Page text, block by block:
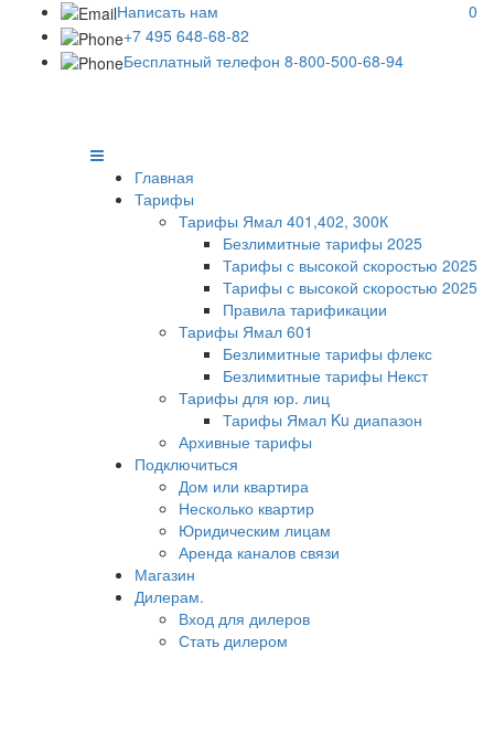
Написать нам
+7 495 648-68-82
Бесплатный телефон 8-800-500-68-94
0
Главная
Тарифы
Тарифы Ямал 401,402, 300К
Безлимитные тарифы 2025
Тарифы с высокой скоростью 2025
Тарифы с высокой скоростью 2025
Правила тарификации
Тарифы Ямал 601
Безлимитные тарифы флекс
Безлимитные тарифы Некст
Тарифы для юр. лиц
Тарифы Ямал Ku диапазон
Архивные тарифы
Подключиться
Дом или квартира
Несколько квартир
Юридическим лицам
Аренда каналов связи
Магазин
Дилерам.
Вход для дилеров
Стать дилером